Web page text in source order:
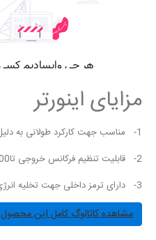
مزایای اینورتر
1- مناسب جهت کارکرد طولانی به دلیل داشتن فن هوشمند
2- قابلیت تنظیم فرکانس خروجی تا400هرتز
3- دارای ترمز داخلی جهت تخلیه انرژی موتور در هنگام توقف
مشاهده کاتالوگ کامل این محصول